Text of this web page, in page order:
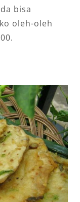
bisa
oleh-oleh